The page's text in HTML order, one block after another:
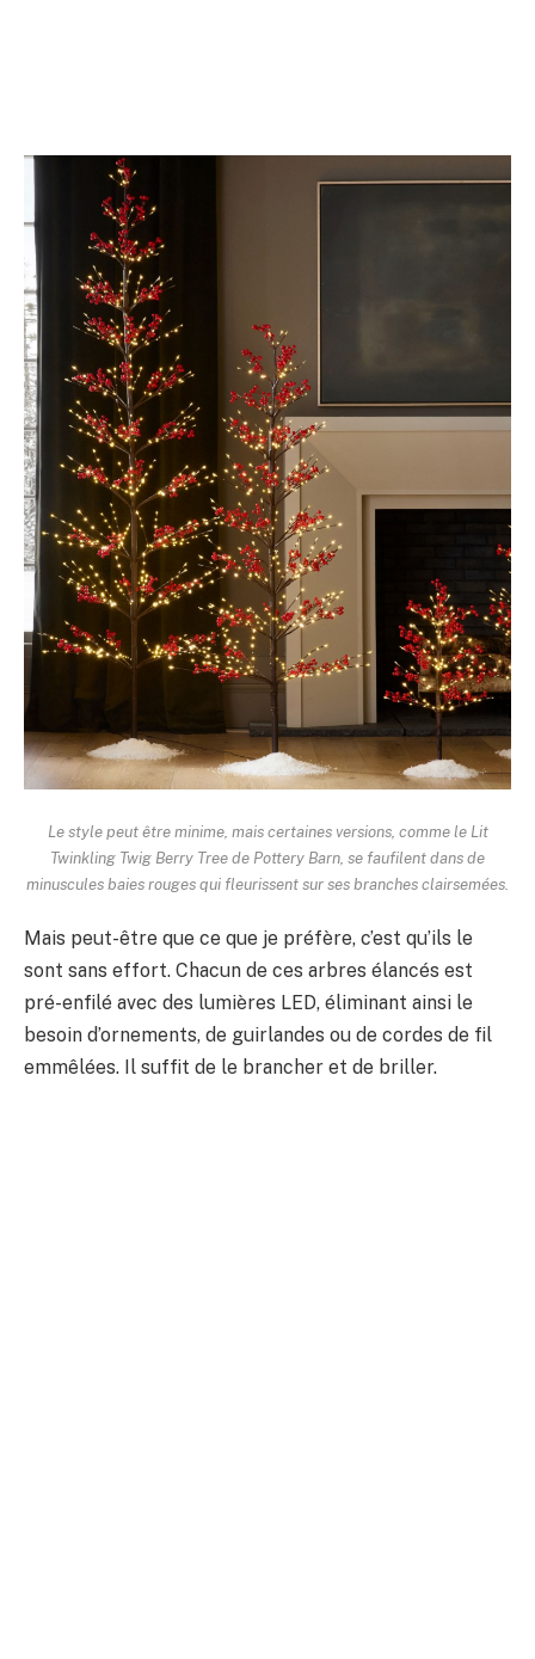
Le style peut être minime, mais certaines versions, comme le Lit
Twinkling Twig Berry Tree de Pottery Barn, se faufilent dans de
minuscules baies rouges qui fleurissent sur ses branches clairsemées.
Mais peut-être que ce que je préfère, c’est qu’ils le
sont sans effort. Chacun de ces arbres élancés est
pré-enfilé avec des lumières LED, éliminant ainsi le
besoin d’ornements, de guirlandes ou de cordes de fil
emmêlées. Il suffit de le brancher et de briller.